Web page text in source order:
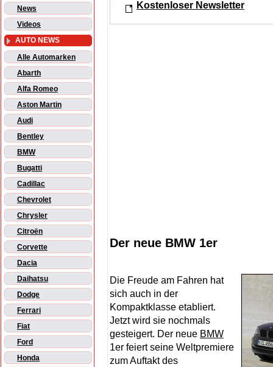
News
Videos
AUTO NEWS
Alle Automarken
Abarth
Alfa Romeo
Aston Martin
Audi
Bentley
BMW
Bugatti
Cadillac
Chevrolet
Chrysler
Citroën
Corvette
Dacia
Daihatsu
Dodge
Ferrari
Fiat
Ford
Honda
Kostenloser Newsletter
Der neue BMW 1er
Die Freude am Fahren hat
sich auch in der
Kompaktklasse etabliert.
Jetzt wird sie nochmals
gesteigert. Der neue BMW
1er feiert seine Weltpremiere
zum Auftakt des